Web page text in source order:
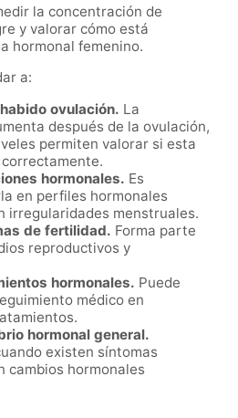
la concentración de
y valorar cómo está
hormonal femenino.
a:
ovulación. La
después de la ovulación,
permiten valorar si esta
hormonales. Es
en perfiles hormonales
irregularidades menstruales.
de fertilidad. Forma parte
reproductivos y
hormonales. Puede
médico en
hormonal general.
existen síntomas
cambios hormonales